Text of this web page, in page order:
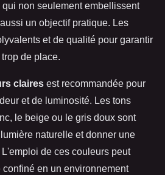
qui non seulement embellissent
un objectif pratique. Les
et de qualité pour garantir
de place.
claires est recommandée pour
et de luminosité. Les tons
le beige ou le gris doux sont
naturelle et donner une
de ces couleurs peut
en un environnement